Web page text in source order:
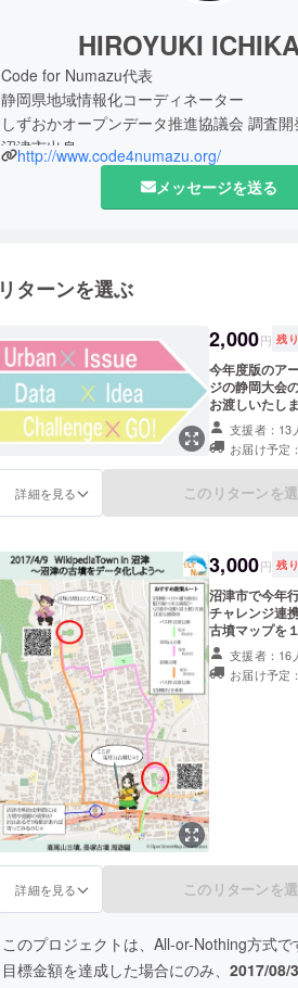
HIROYUKI
Code for Numazu代表
静岡県地域情報化コーディネーター
しずおかオープンデータ推進協議会 調査
沼津市出身
http://www.code4numazu.org/
メッセージを送る
リターンを選ぶ
2,000円 残
今年度版のア
ジの静岡大会
お渡しいたし
チャレンジの
ル 支援者：13
お届け予定
詳細を見る このリターンを
3,000円 残
沼津市で今年
チャレンジ連
古墳マップを
す。支援者：16
お届け予定
詳細を見る このリターンを
このプロジェクトは、All-or-Nothing方式で
目標金額を達成した場合にのみ、 2017/08/